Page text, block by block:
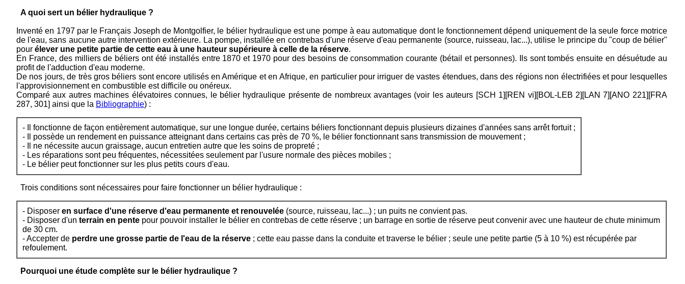
A quoi sert un bélier hydraulique ?
Inventé en 1797 par le Français Joseph de Montgolfier, le bélier hydraulique est une pompe à eau automatique dont le fonctionnement dépend uniquement de la seule force motrice
de l'eau, sans aucune autre intervention extérieure. La pompe, installée en contrebas d'une réserve d'eau permanente (source, ruisseau, lac...), utilise le principe du "coup de bélier"
pour élever une petite partie de cette eau à une hauteur supérieure à celle de la réserve.
En France, des milliers de béliers ont été installés entre 1870 et 1970 pour des besoins de consommation courante (bétail et personnes). Ils sont tombés ensuite en désuétude au
profit de l'adduction d'eau moderne.
De nos jours, de très gros béliers sont encore utilisés en Amérique et en Afrique, en particulier pour irriguer de vastes étendues, dans des régions non électrifiées et pour lesquelles
l'approvisionnement en combustible est difficile ou onéreux.
Comparé aux autres machines élévatoires connues, le bélier hydraulique présente de nombreux avantages (voir les auteurs [SCH 1][REN vi][BOL-LEB 2][LAN 7][ANO 221][FRA
287, 301] ainsi que la Bibliographie) :
- Il fonctionne de façon entièrement automatique, sur une longue durée, certains béliers fonctionnant depuis plusieurs dizaines d'années sans arrêt fortuit ;
- Il possède un rendement en puissance atteignant dans certains cas près de 70 %, le bélier fonctionnant sans transmission de mouvement ;
- Il ne nécessite aucun graissage, aucun entretien autre que les soins de propreté ;
- Les réparations sont peu fréquentes, nécessitées seulement par l'usure normale des pièces mobiles ;
- Le bélier peut fonctionner sur les plus petits cours d'eau.
Trois conditions sont nécessaires pour faire fonctionner un bélier hydraulique :
- Disposer en surface d'une réserve d'eau permanente et renouvelée (source, ruisseau, lac...) ; un puits ne convient pas.
- Disposer d'un terrain en pente pour pouvoir installer le bélier en contrebas de cette réserve ; un barrage en sortie de réserve peut convenir avec une hauteur de chute minimum
de 30 cm.
- Accepter de perdre une grosse partie de l'eau de la réserve ; cette eau passe dans la conduite et traverse le bélier ; seule une petite partie (5 à 10 %) est récupérée par
refoulement.
Pourquoi une étude complète sur le bélier hydraulique ?